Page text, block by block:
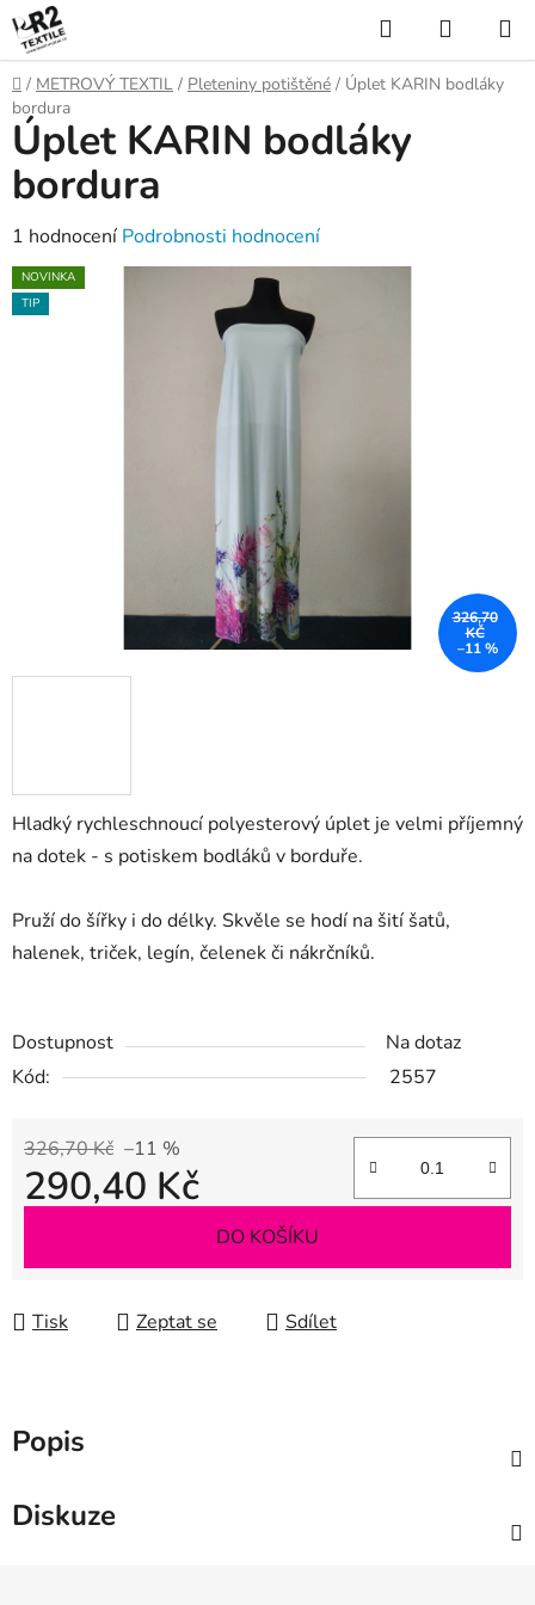
Přejít
na
obsah
Hledat
KOŠÍK
Domů
/ METROVÝ TEXTIL / Pleteniny potištěné / Úplet KARIN bodláky
bordura
Hladký rychleschnoucí polyesterový úplet je velmi příjemný
na dotek - s potiskem bodláků v borduře.
Pruží do šířky i do délky. Skvěle se hodí na šití šatů,
halenek, triček, legín, čelenek či nákrčníků.
Dostupnost
Na dotaz
Kód:
2557
326,70 Kč –11 %
290,40 Kč
DO KOŠÍKU
Tisk Zeptat se Sdílet
Úplet KARIN bodláky
bordura
Průměrné
hodnocení
produktu
1 hodnocení Podrobnosti hodnocení
NOVINKA
TIP
326,70
KČ
–11 %
Popis
Diskuze